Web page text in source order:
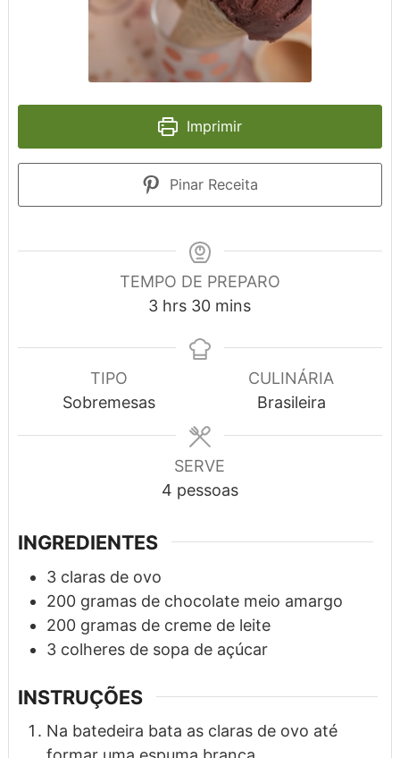
Imprimir
Pinar Receita
TEMPO DE PREPARO
3hours
hrs 30minutes
mins
TIPO
Sobremesas
CULINÁRIA
Brasileira
SERVE
4 pessoas
INGREDIENTES
3 claras de ovo
200 gramas de chocolate meio amargo
200 gramas de creme de leite
3 colheres de sopa de açúcar
INSTRUÇÕES
Na batedeira bata as claras de ovo até